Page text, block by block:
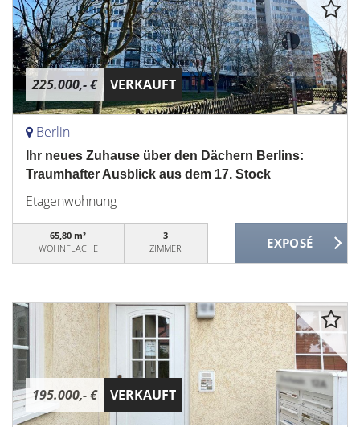
225.000,- € VERKAUFT
Berlin
Ihr neues Zuhause über den Dächern Berlins:
Traumhafter Ausblick aus dem 17. Stock
Etagenwohnung
65,80 m²
WOHNFLÄCHE
3
ZIMMER
195.000,- € VERKAUFT